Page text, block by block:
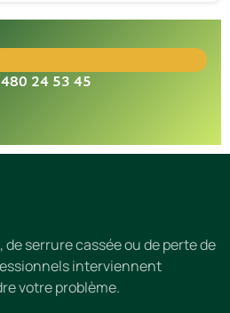
24 53 45
de serrure cassée ou de perte de
interviennent
votre problème.